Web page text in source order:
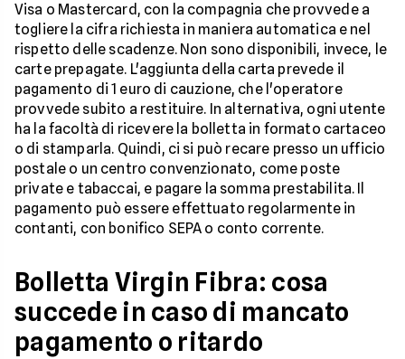
Visa o Mastercard, con la compagnia che provvede a
togliere la cifra richiesta in maniera automatica e nel
rispetto delle scadenze. Non sono disponibili, invece, le
carte prepagate. L'aggiunta della carta prevede il
pagamento di 1 euro di cauzione, che l'operatore
provvede subito a restituire. In alternativa, ogni utente
ha la facoltà di ricevere la bolletta in formato cartaceo
o di stamparla. Quindi, ci si può recare presso un ufficio
postale o un centro convenzionato, come poste
private e tabaccai, e pagare la somma prestabilita. Il
pagamento può essere effettuato regolarmente in
contanti, con bonifico SEPA o conto corrente.
Bolletta Virgin Fibra: cosa
succede in caso di mancato
pagamento o ritardo